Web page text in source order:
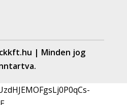
| Minden jog